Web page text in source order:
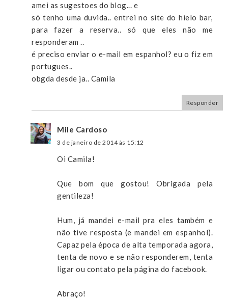
amei as sugestoes do blog... e
só tenho uma duvida.. entrei no site do hielo bar,
para fazer a reserva.. só que eles não me
responderam ..
é preciso enviar o e-mail em espanhol? eu o fiz em
portugues..
obgda desde ja.. Camila
Responder
Mile Cardoso
3 de janeiro de 2014 às 15:12
Oi Camila!
Que bom que gostou! Obrigada pela
gentileza!
Hum, já mandei e-mail pra eles também e
não tive resposta (e mandei em espanhol).
Capaz pela época de alta temporada agora,
tenta de novo e se não responderem, tenta
ligar ou contato pela página do facebook.
Abraço!